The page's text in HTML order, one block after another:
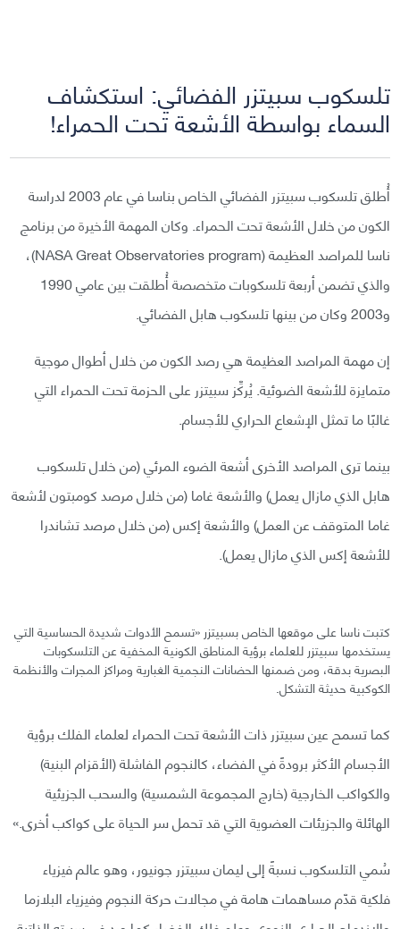
تلسكوب سبيتزر الفضائي: استكشاف
السماء بواسطة الأشعة تحت الحمراء!
أُطلق تلسكوب سبيتزر الفضائي الخاص بناسا في عام 2003 لدراسة
الكون من خلال الأشعة تحت الحمراء. وكان المهمة الأخيرة من برنامج
ناسا للمراصد العظيمة (NASA Great Observatories program)،
والذي تضمن أربعة تلسكوبات متخصصة أُطلقت بين عامي 1990
و2003 وكان من بينها تلسكوب هابل الفضائي.
إن مهمة المراصد العظيمة هي رصد الكون من خلال أطوال موجية
متمايزة للأشعة الضوئية. يُركِّز سبيتزر على الحزمة تحت الحمراء التي
غالبًا ما تمثل الإشعاع الحراري للأجسام.
بينما ترى المراصد الأخرى أشعة الضوء المرئي (من خلال تلسكوب
هابل الذي مازال يعمل) والأشعة غاما (من خلال مرصد كومبتون لأشعة
غاما المتوقف عن العمل) والأشعة إكس (من خلال مرصد تشاندرا
للأشعة إكس الذي مازال يعمل).
كتبت ناسا على موقعها الخاص بسبيتزر «تسمح الأدوات شديدة الحساسية التي
يستخدمها سبيتزر للعلماء برؤية المناطق الكونية المخفية عن التلسكوبات
البصرية بدقة، ومن ضمنها الحضانات النجمية الغبارية ومراكز المجرات والأنظمة
الكوكبية حديثة التشكل.
كما تسمح عين سبيتزر ذات الأشعة تحت الحمراء لعلماء الفلك برؤية
الأجسام الأكثر برودةً في الفضاء، كالنجوم الفاشلة (الأقزام البنية)
والكواكب الخارجية (خارج المجموعة الشمسية) والسحب الجزيئية
الهائلة والجزيئات العضوية التي قد تحمل سر الحياة على كواكب أخرى.»
سُمي التلسكوب نسبةً إلى ليمان سبيتزر جونيور، وهو عالم فيزياء
فلكية قدّم مساهمات هامة في مجالات حركة النجوم وفيزياء البلازما